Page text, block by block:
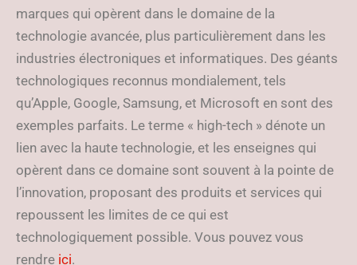
marques qui opèrent dans le domaine de la
technologie avancée, plus particulièrement dans les
industries électroniques et informatiques. Des géants
technologiques reconnus mondialement, tels
qu’Apple, Google, Samsung, et Microsoft en sont des
exemples parfaits. Le terme « high-tech » dénote un
lien avec la haute technologie, et les enseignes qui
opèrent dans ce domaine sont souvent à la pointe de
l’innovation, proposant des produits et services qui
repoussent les limites de ce qui est
technologiquement possible. Vous pouvez vous
rendre ici.